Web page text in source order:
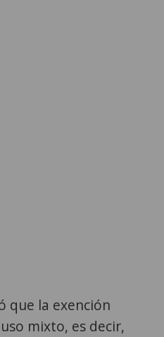
que la exención
mixto, es decir,